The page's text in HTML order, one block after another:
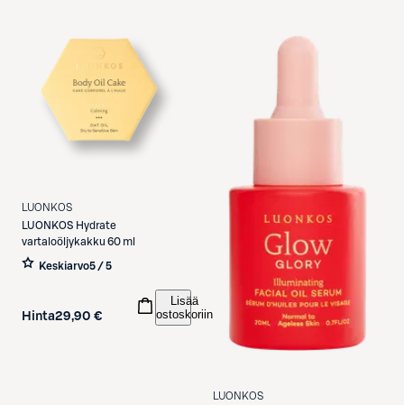
LUONKOS
LUONKOS Hydrate
vartaloöljykakku 60 ml
Keskiarvo5 / 5
Hinta29,90 €
Lisää
ostoskoriin
LUONKOS